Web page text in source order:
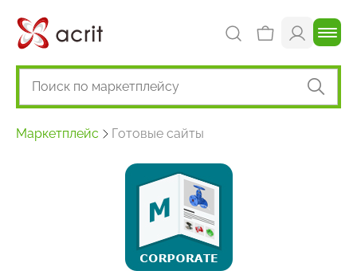
Маркетплейс Готовые сайты